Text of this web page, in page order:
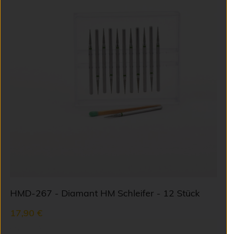
HMD-267 - Diamant HM Schleifer - 12 Stück
17,90 €